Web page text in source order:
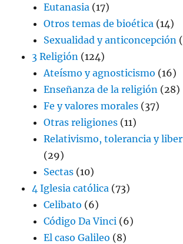
Eutanasia (17)
Otros temas de bioética (14)
Sexualidad y anticoncepción
3 Religión (124)
Ateísmo y agnosticismo (16)
Enseñanza de la religión (28)
Fe y valores morales (37)
Otras religiones (11)
Relativismo, tolerancia y
(29)
Sectas (10)
4 Iglesia católica (73)
Celibato (6)
Código Da Vinci (6)
El caso Galileo (8)